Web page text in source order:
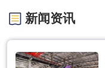
新闻资讯